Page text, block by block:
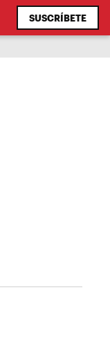
SUSCRÍBETE